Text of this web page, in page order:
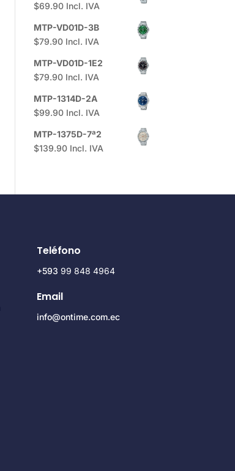
$69.90 Incl. IVA
MTP-VD01D-3B
$79.90 Incl. IVA
MTP-VD01D-1E2
$79.90 Incl. IVA
MTP-1314D-2A
$99.90 Incl. IVA
MTP-1375D-7ª2
$139.90 Incl. IVA
Teléfono
+59399 848 4964
Email
info@ontime.com.ec